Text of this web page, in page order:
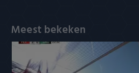
Meest bekeken